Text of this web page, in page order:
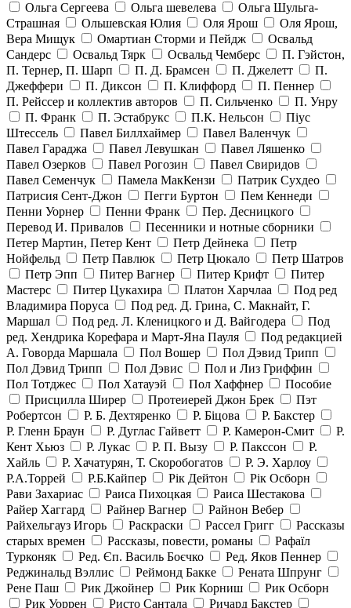
Ольга Сергеева
Ольга шевелева
Ольга Шульга-
Страшная
Ольшевская Юлия Оля Ярош
Оля Ярош,
Вера Мищук
Омартиан Сторми и Пейдж
Освальд
Сандерс
Освальд Тярк Освальд Чемберс
П. Гэйстон,
П. Тернер, П. Шарп
П. Д. Брамсен П. Джелетт
П.
Джеффери
П. Диксон П. Клиффорд
П. Пеннер
П. Рейссер и коллектив авторов
П. Сильченко
П. Унру
П. Франк
П. Эстабрукс П.К. Нельсон
Піус
Штессель
Павел Биллхаймер
Павел Валенчук
Павел Гараджа
Павел Левушкан
Павел Ляшенко
Павел Озерков
Павел Рогозин
Павел Свиридов
Павел Семенчук
Памела МакКензи
Патрик Сухдео
Патрисия Сент-Джон
Пегги Буртон
Пем Кеннеди
Пенни Уорнер
Пенни Франк
Пер. Десницкого
Перевод И. Привалов
Песенники и нотные сборники
Петер Мартин, Петер Кент
Петр Дейнека
Петр
Нойфельд
Петр Павлюк Петр Цюкало
Петр Шатров
Петр Эпп
Питер Вагнер Питер Крифт
Питер
Мастерс
Питер Цукахира Платон Харчлаа
Под ред
Владимира Поруса
Под ред. Д. Грина, С. Макнайт, Г.
Маршал
Под ред. Л. Кленицкого и Д. Вайгодера
Под
ред. Хендрика Корефара и Март-Яна Пауля
Под редакцией
А. Говорда Маршала
Пол Вошер
Пол Дэвид Трипп
Пол Дэвид Трипп
Пол Дэвис
Пол и Лиз Гриффин
Пол Тотджес
Пол Хатауэй Пол Хаффнер
Пособие
Присцилла Ширер
Протеиерей Джон Брек
Пэт
Робертсон
Р. Б. Дехтяренко Р. Біцова
Р. Бакстер
Р. Гленн Браун
Р. Дуглас Гайветт Р. Камерон-Смит
Р.
Кент Хьюз
Р. Лукас Р. П. Вызу Р. Пакссон
Р.
Хайль
Р. Хачатурян, Т. Скоробогатов
Р. Э. Харлоу
Р.А.Торрей
Р.Б.Кайпер Рік Дейтон
Рік Осборн
Рави Захариас
Раиса Пихоцкая
Раиса Шестакова
Райер Хаггард
Райнер Вагнер
Райнон Вебер
Райхельгауз Игорь
Раскраски Рассел Григг
Рассказы
старых времен
Рассказы, повести, романы
Рафаїл
Турконяк
Ред. Єп. Василь Боєчко
Ред. Яков Пеннер
Реджинальд Вэллис
Реймонд Бакке
Рената Шпрунг
Рене Паш
Рик Джойнер Рик Корниш
Рик Осборн
Рик Уоррен
Ристо Сантала Ричард Бакстер